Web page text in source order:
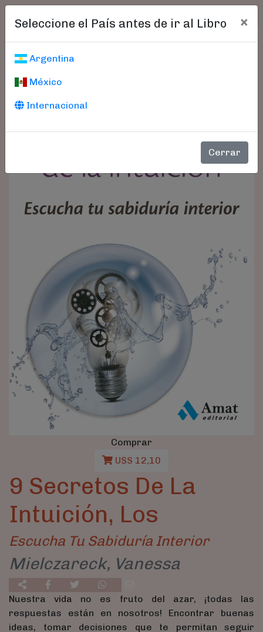
Seleccione el País antes de ir al Libro ×
Argentina
México
Internacional
Cerrar
Comprar
U$S 12,10
9 Secretos De La
Intuición, Los
Escucha Tu Sabiduría Interior
Mielczareck, Vanessa
Nuestra vida no es fruto del azar, ¡todas las
respuestas están en nosotros! Encontrar buenas
ideas, tomar decisiones que te permitan seguir